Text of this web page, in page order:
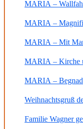
MARIA –
MARIA –
MARIA – Mit
MARIA – Kirche
MARIA –
Weihnachtsgruß
Familie Wagner